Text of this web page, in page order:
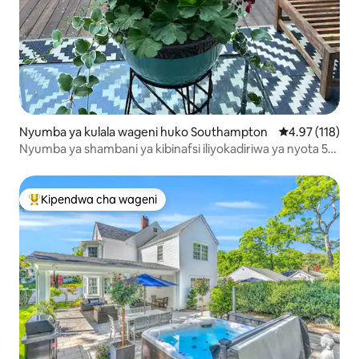
Nyumba ya kulala wageni huko Southampton Ukadiriaji wa
4.97 (118)
Nyumba ya shambani ya kibinafsi iliyokadiriwa ya nyota 5
Kipendwa maarufu cha wageni
Kipendwa cha wageni